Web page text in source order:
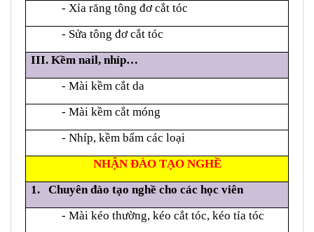
- Xỉa răng tông đơ cắt tóc
- Sửa tông đơ cắt tóc
III. Kềm nail, nhíp…
- Mài kềm cắt da
- Mài kềm cắt móng
- Nhíp, kềm bấm các loại
NHẬN ĐÀO TẠO NGHỀ
1.Chuyên đào tạo nghề cho các học viên
- Mài kéo thường, kéo cắt tóc, kéo tỉa tóc